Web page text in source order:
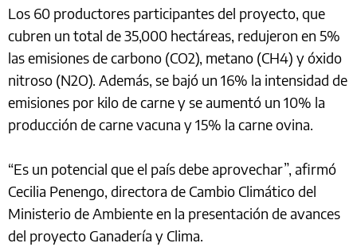
Los 60 productores participantes del proyecto, que
cubren un total de 35,000 hectáreas, redujeron en 5%
las emisiones de carbono (CO2), metano (CH4) y óxido
nitroso (N2O). Además, se bajó un 16% la intensidad de
emisiones por kilo de carne y se aumentó un 10% la
producción de carne vacuna y 15% la carne ovina.
“Es un potencial que el país debe aprovechar”, afirmó
Cecilia Penengo, directora de Cambio Climático del
Ministerio de Ambiente en la presentación de avances
del proyecto Ganadería y Clima.